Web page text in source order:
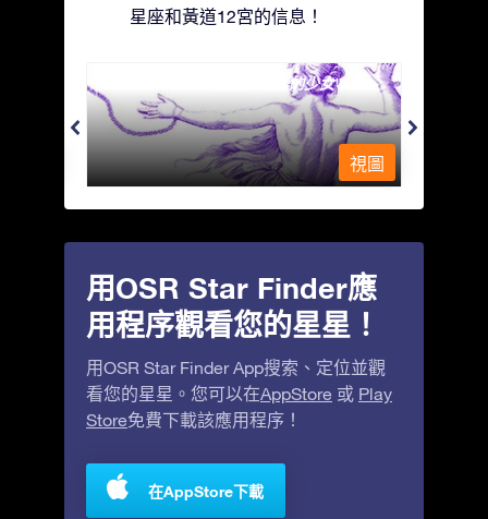
星座和黃道12宮的信息！
Andromeda - 被鐵鍊鎖著的少女
視圖
用OSR Star Finder應
用程序觀看您的星星！
用OSR Star Finder App搜索、定位並觀
看您的星星。您可以在AppStore 或 Play
Store免費下載該應用程序！
在AppStore下載